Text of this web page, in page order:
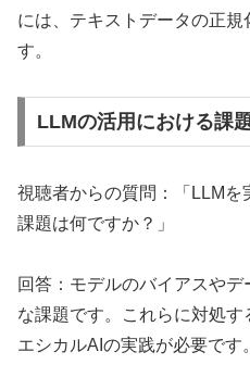
には、テキストデータの正
す。
LLMの活用における課
視聴者からの質問：「LLMを
課題は何ですか？」
回答：モデルのバイアスや
な課題です。これらに対処
エシカルAIの実践が必要です。